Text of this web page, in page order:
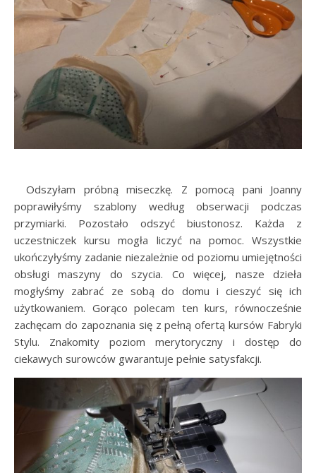
Odszyłam próbną miseczkę. Z pomocą pani Joanny
poprawiłyśmy szablony według obserwacji podczas
przymiarki. Pozostało odszyć biustonosz. Każda z
uczestniczek kursu mogła liczyć na pomoc. Wszystkie
ukończyłyśmy zadanie niezależnie od poziomu umiejętności
obsługi maszyny do szycia. Co więcej, nasze dzieła
mogłyśmy zabrać ze sobą do domu i cieszyć się ich
użytkowaniem. Gorąco polecam ten kurs, równocześnie
zachęcam do zapoznania się z pełną ofertą kursów Fabryki
Stylu. Znakomity poziom merytoryczny i dostęp do
ciekawych surowców gwarantuje pełnie satysfakcji.